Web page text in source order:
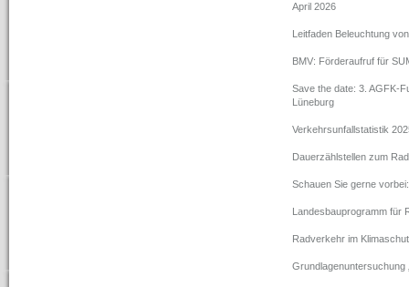
April 2026
Leitfaden Beleuchtung
BMV: Förderaufruf für
Save the date: 3. AGFK-
Lüneburg
Verkehrsunfallstatistik
Dauerzählstellen zum
Schauen Sie gerne
Landesbauprogramm für
Radverkehr im
Grundlagenuntersuchung